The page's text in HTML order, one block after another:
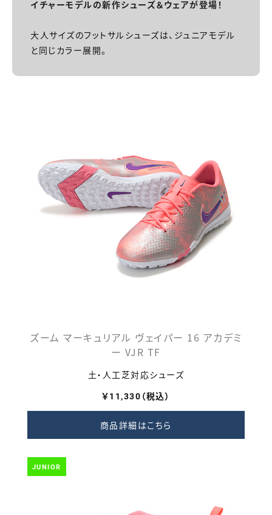
イチャーモデルの新作シューズ＆ウェアが登場！
大人サイズのフットサルシューズは、ジュニアモデル
と同じカラー展開。
ズーム マーキュリアル ヴェイパー 16 アカデミ
ー VJR TF
土・人工芝対応シューズ
￥11,330（税込）
商品詳細はこちら
JUNIOR